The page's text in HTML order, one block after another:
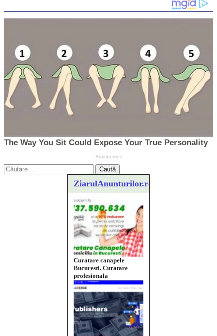
Caută
după:
ZiarulAnunturilor.ro
Curatare canapele
Bucuresti. Curatare
profesionala